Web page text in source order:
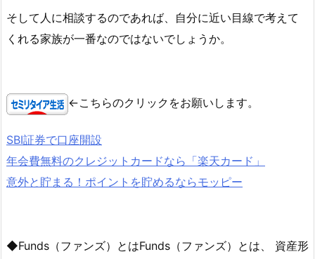
そして人に相談するのであれば、自分に近い目線で考えて
くれる家族が一番なのではないでしょうか。
←こちらのクリックをお願いします。
SBI証券で口座開設
年会費無料のクレジットカードなら「楽天カード」
意外と貯まる！ポイントを貯めるならモッピー
◆Funds（ファンズ）とはFunds（ファンズ）とは、 資産形